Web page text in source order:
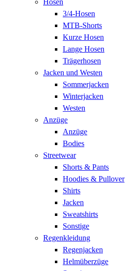
3/4-Hosen
MTB-Shorts
Kurze Hosen
Lange Hosen
Trägerhosen
Jacken und Westen
Sommerjacken
Winterjacken
Westen
Anzüge
Anzüge
Bodies
Streetwear
Shorts & Pants
Hoodies & Pullover
Shirts
Jacken
Sweatshirts
Sonstige
Regenkleidung
Regenjacken
Helmüberzüge